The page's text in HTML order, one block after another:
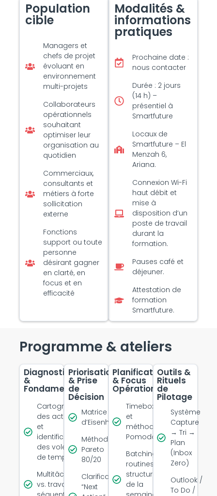
Population
cible
Managers et
chefs de projet
évoluant en
environnement
multi-projets
Collaborateurs
opérationnels
souhaitant
optimiser leur
organisation au
quotidien
Commerciaux,
consultants et
métiers à forte
sollicitation
externe
Fonctions
support ou toute
personne
désirant gagner
en clarté, en
focus et en
efficacité
Modalités &
informations
pratiques
Prochaine date :
nous contacter
Durée : 2 jours
(14 h) –
présentiel à
Smartfuture
Locaux de
Smartfuture – El
Menzah 6,
Ariana.
Connexion Wi-Fi
haut débit et
mise à
disposition d’un
poste de travail
durant la
formation.
Pauses café et
déjeuner.
Attestation de
formation
Smartfuture.
Programme & ateliers
Diagnostic
&
Fondamentaux
Cartographie
des activités
et
identification
des voleurs
de temps
Multitâche
vs. travail
Priorisation
& Prise
de
Décision
Matrice
d’Eisenhower
Méthode
Pareto
80/20
Clarification
“Next
Planification
& Focus
Opérationnel
Timeboxing
et
méthode
Pomodoro
Batching,
routines et
structuration
de la
Outils &
Rituels
de
Pilotage
Système
Capture
→ Tri →
Plan
(Inbox
Zero)
Outlook /
To Do /